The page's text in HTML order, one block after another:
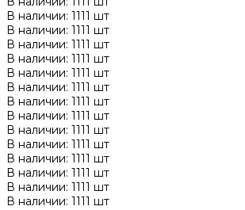
В наличии: 1111 шт
В наличии: 1111 шт
В наличии: 1111 шт
В наличии: 1111 шт
В наличии: 1111 шт
В наличии: 1111 шт
В наличии: 1111 шт
В наличии: 1111 шт
В наличии: 1111 шт
В наличии: 1111 шт
В наличии: 1111 шт
В наличии: 1111 шт
В наличии: 1111 шт
В наличии: 1111 шт